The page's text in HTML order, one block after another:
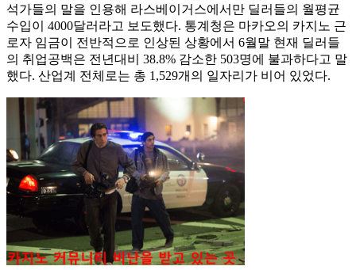
석가들의 말을 인용해 라스베이거스에서만 딜러들의 월평균
수입이 4000달러라고 보도했다. 통계청은 마카오의 카지노 근
로자 임금이 전반적으로 인상된 상황에서 6월말 현재 딜러들
의 취업공백은 전년대비 38.8% 감소한 503명에 불과하다고 말
했다. 산업계 전체로는 총 1,529개의 일자리가 비어 있었다.